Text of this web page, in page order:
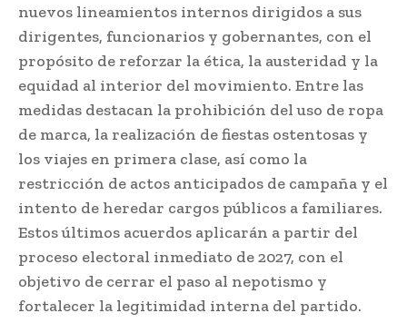
nuevos lineamientos internos dirigidos a sus
dirigentes, funcionarios y gobernantes, con el
propósito de reforzar la ética, la austeridad y la
equidad al interior del movimiento. Entre las
medidas destacan la prohibición del uso de ropa
de marca, la realización de fiestas ostentosas y
los viajes en primera clase, así como la
restricción de actos anticipados de campaña y el
intento de heredar cargos públicos a familiares.
Estos últimos acuerdos aplicarán a partir del
proceso electoral inmediato de 2027, con el
objetivo de cerrar el paso al nepotismo y
fortalecer la legitimidad interna del partido.